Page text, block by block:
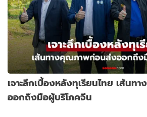
เจาะลึกเบื้องหลังทุเรียนไทย เส้น
ออกถึงมือผู้บริโภคจีน